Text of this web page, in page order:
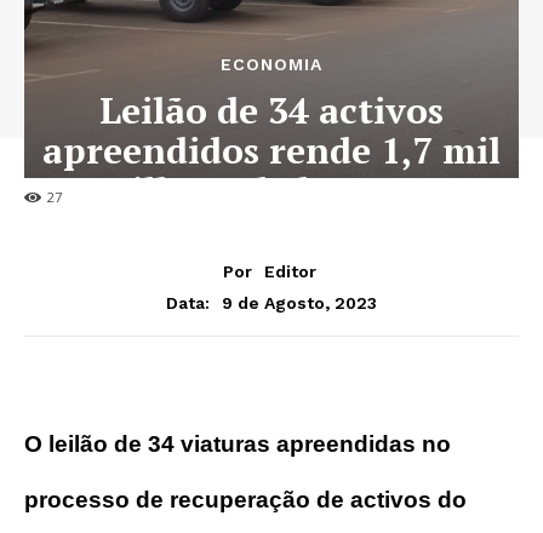
27
ECONOMIA
Leilão de 34 activos
apreendidos rende 1,7 mil
milhões de kwanzas
Por
Editor
Data:
9 de Agosto, 2023
O leilão de 34 viaturas apreendidas no
processo de recuperação de activos do